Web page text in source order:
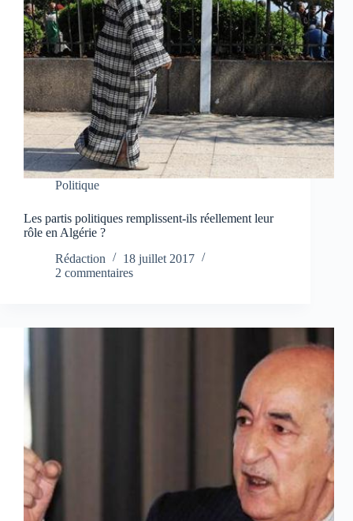
Politique
Les partis politiques remplissent-ils réellement leur
rôle en Algérie ?
Rédaction
18 juillet 2017
2 commentaires